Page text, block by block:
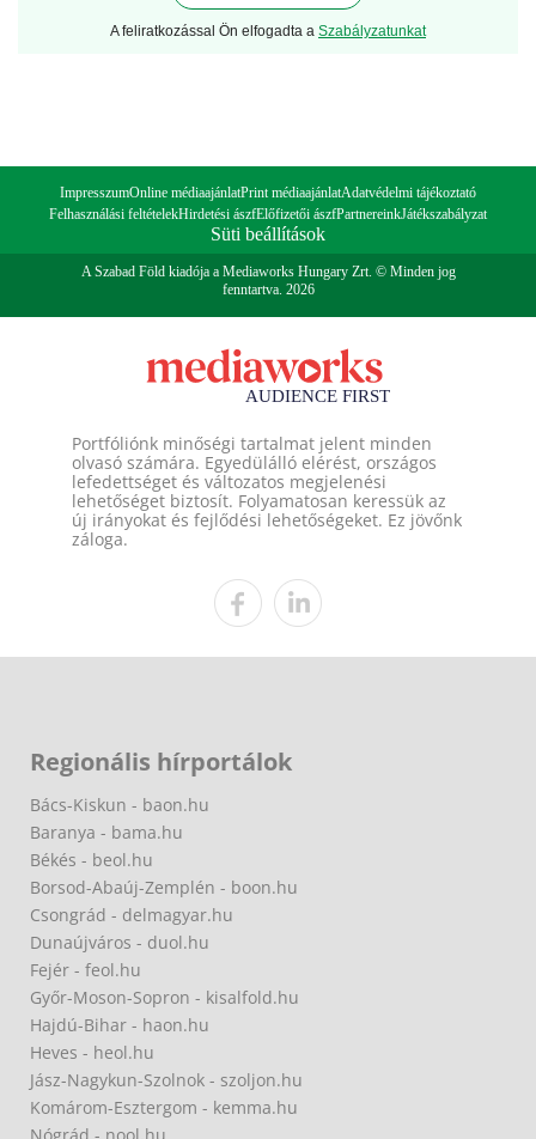
A feliratkozással Ön elfogadta a Szabályzatunkat
ImpresszumOnline médiaajánlatPrint médiaajánlatAdatvédelmi tájékoztató
Felhasználási feltételekHirdetési ászfElőfizetői ászfPartnereinkJátékszabályzat
Süti beállítások
A Szabad Föld kiadója a Mediaworks Hungary Zrt. © Minden jog
fenntartva. 2026
Portfóliónk minőségi tartalmat jelent minden
olvasó számára. Egyedülálló elérést, országos
lefedettséget és változatos megjelenési
lehetőséget biztosít. Folyamatosan keressük az
új irányokat és fejlődési lehetőségeket. Ez jövőnk
záloga.
Regionális hírportálok
Bács-Kiskun - baon.hu
Baranya - bama.hu
Békés - beol.hu
Borsod-Abaúj-Zemplén - boon.hu
Csongrád - delmagyar.hu
Dunaújváros - duol.hu
Fejér - feol.hu
Győr-Moson-Sopron - kisalfold.hu
Hajdú-Bihar - haon.hu
Heves - heol.hu
Jász-Nagykun-Szolnok - szoljon.hu
Komárom-Esztergom - kemma.hu